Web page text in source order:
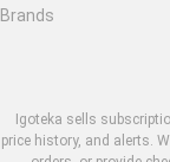
Brands
Igoteka sells
price history, and alerts.